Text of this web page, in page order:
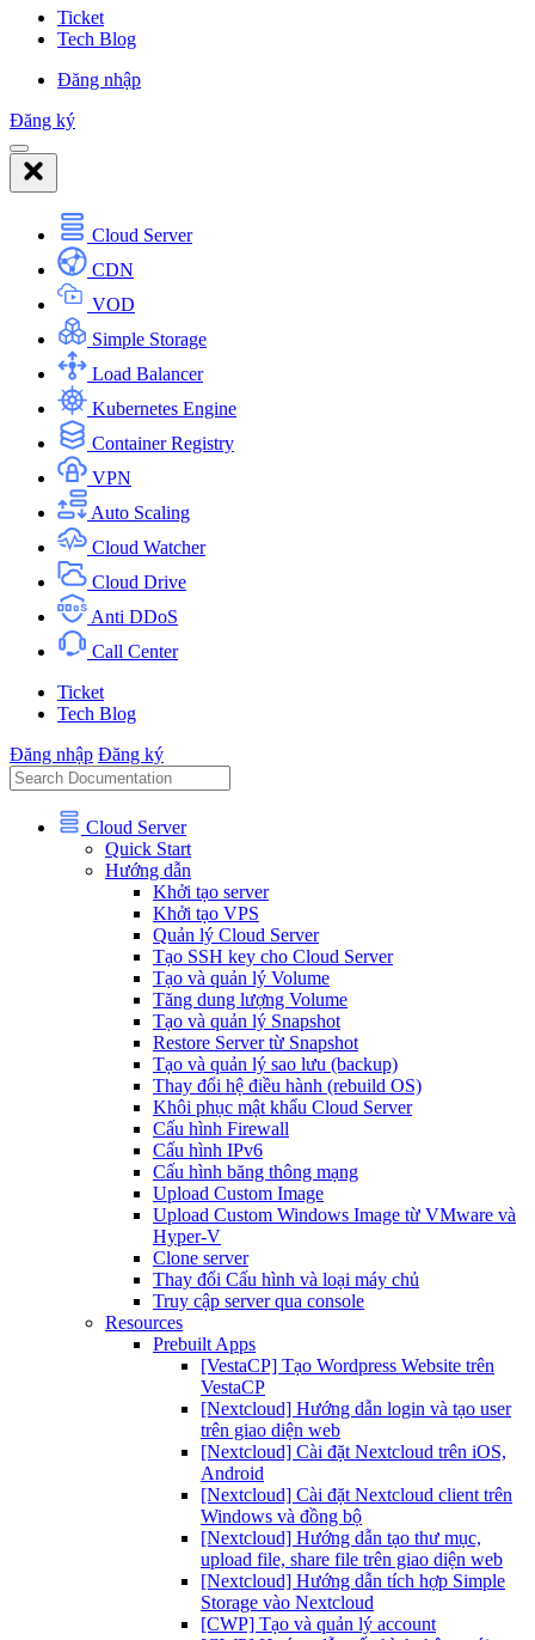
Ticket
Tech Blog
Đăng nhập
Đăng ký
Cloud Server
CDN
VOD
Simple Storage
Load Balancer
Kubernetes Engine
Container Registry
VPN
Auto Scaling
Cloud Watcher
Cloud Drive
Anti DDoS
Call Center
Ticket
Tech Blog
Đăng nhập Đăng ký
Cloud Server
Quick Start
Hướng dẫn
Khởi tạo server
Khởi tạo VPS
Quản lý Cloud Server
Tạo SSH key cho Cloud Server
Tạo và quản lý Volume
Tăng dung lượng Volume
Tạo và quản lý Snapshot
Restore Server từ Snapshot
Tạo và quản lý sao lưu (backup)
Thay đổi hệ điều hành (rebuild OS)
Khôi phục mật khẩu Cloud Server
Cấu hình Firewall
Cấu hình IPv6
Cấu hình băng thông mạng
Upload Custom Image
Upload Custom Windows Image từ VMware và
Hyper-V
Clone server
Thay đổi Cấu hình và loại máy chủ
Truy cập server qua console
Resources
Prebuilt Apps
[VestaCP] Tạo Wordpress Website trên
VestaCP
[Nextcloud] Hướng dẫn login và tạo user
trên giao diện web
[Nextcloud] Cài đặt Nextcloud trên iOS,
Android
[Nextcloud] Cài đặt Nextcloud client trên
Windows và đồng bộ
[Nextcloud] Hướng dẫn tạo thư mục,
upload file, share file trên giao diện web
[Nextcloud] Hướng dẫn tích hợp Simple
Storage vào Nextcloud
[CWP] Tạo và quản lý account